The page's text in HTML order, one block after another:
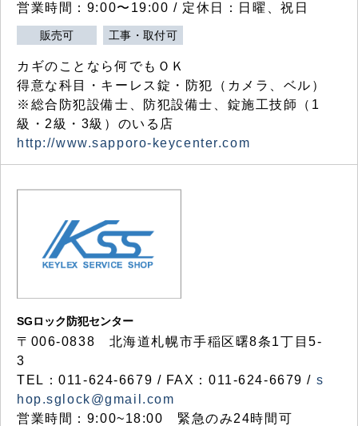
営業時間：9:00〜19:00 / 定休日：日曜、祝日
販売可 工事・取付可
カギのことなら何でもＯＫ
得意な科目・キーレス錠・防犯（カメラ、ベル）
※総合防犯設備士、防犯設備士、錠施工技師（1
級・2級・3級）のいる店
http://www.sapporo-keycenter.com
SGロック防犯センター
〒006-0838 北海道札幌市手稲区曙8条1丁目5-
3
TEL：011-624-6679 / FAX：011-624-6679 / s
hop.sglock@gmail.com
営業時間：9:00~18:00 緊急のみ24時間可